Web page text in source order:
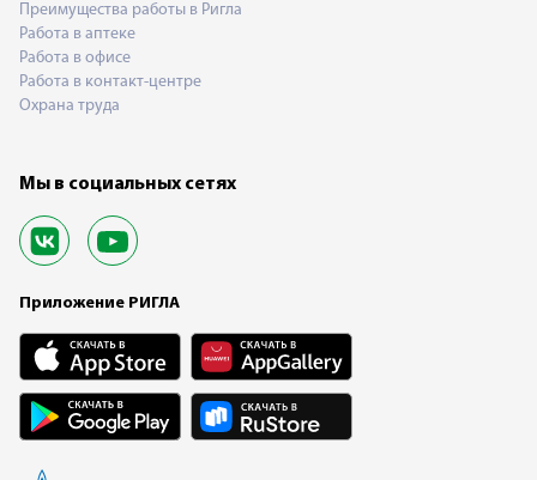
Преимущества работы в Ригла
Работа в аптеке
Работа в офисе
Работа в контакт-центре
Охрана труда
Мы в социальных сетях
Приложение РИГЛА